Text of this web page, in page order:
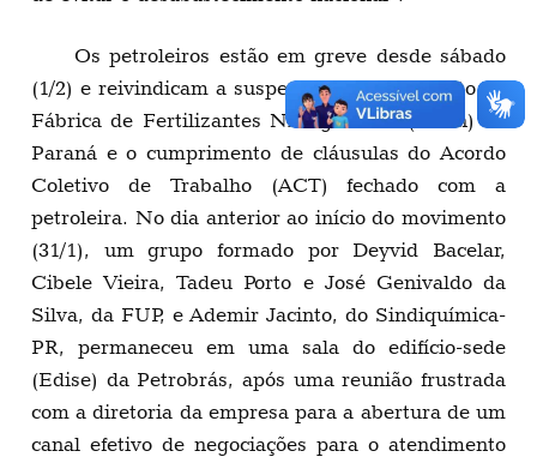
Os petroleiros estão em greve desde sábado
(1/2) e reivindicam a suspensão do fechamento da
Fábrica de Fertilizantes Nitrogenados (Fafen) do
Paraná e o cumprimento de cláusulas do Acordo
Coletivo de Trabalho (ACT) fechado com a
petroleira. No dia anterior ao início do movimento
(31/1), um grupo formado por Deyvid Bacelar,
Cibele Vieira, Tadeu Porto e José Genivaldo da
Silva, da FUP, e Ademir Jacinto, do Sindiquímica-
PR, permaneceu em uma sala do edifício-sede
(Edise) da Petrobrás, após uma reunião frustrada
com a diretoria da empresa para a abertura de um
canal efetivo de negociações para o atendimento